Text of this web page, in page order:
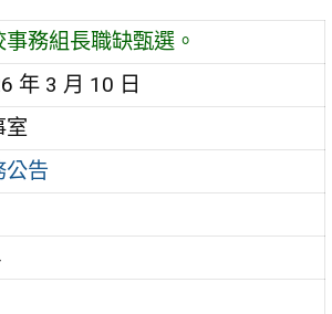
事務組長職缺甄選。
年 3 月 10 日
室
公告